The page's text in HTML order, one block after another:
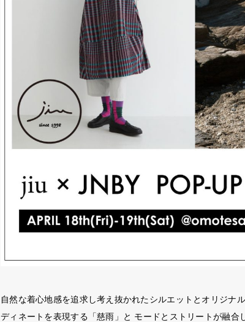
自然な着心地感を追求し考え抜かれたシルエットとオリジナ
ディネートを表現する「慈雨」と モードとストリートが融合